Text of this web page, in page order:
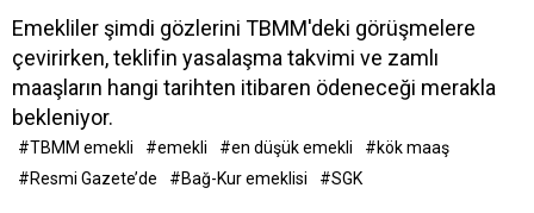
Emekliler şimdi gözlerini TBMM'deki görüşmelere
çevirirken, teklifin yasalaşma takvimi ve zamlı
maaşların hangi tarihten itibaren ödeneceği merakla
bekleniyor.
#TBMM emekli #emekli #en düşük emekli
#kök maaş
#Resmi Gazete’de
#Bağ-Kur emeklisi #SGK